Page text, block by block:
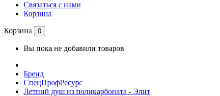
Связаться с нами
Корзина
Корзина 0
Вы пока не добавили товаров
Бренд
СпецПрофРесурс
Летний душ из поликарбоната - Элит